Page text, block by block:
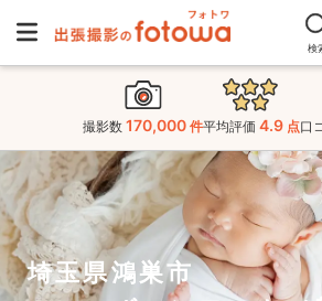
検
撮影数 170,000 件平均評価 4.9 点口
埼玉県鴻巣市